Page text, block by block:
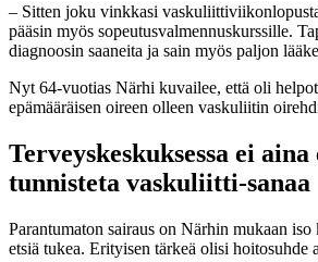
– Sitten joku vinkkasi
pääsin myös sopeutusvalmennuskurssille.
diagnoosin saaneita ja sain myös paljon
Nyt 64-vuotias Närhi kuvailee, että oli
epämääräisen oireen olleen vaskuliitin
Terveyskeskuksessa ei aina
tunnisteta vaskuliitti-sanaa
Parantumaton sairaus on Närhin mukaan
etsiä tukea. Erityisen tärkeä olisi hoitosuhde